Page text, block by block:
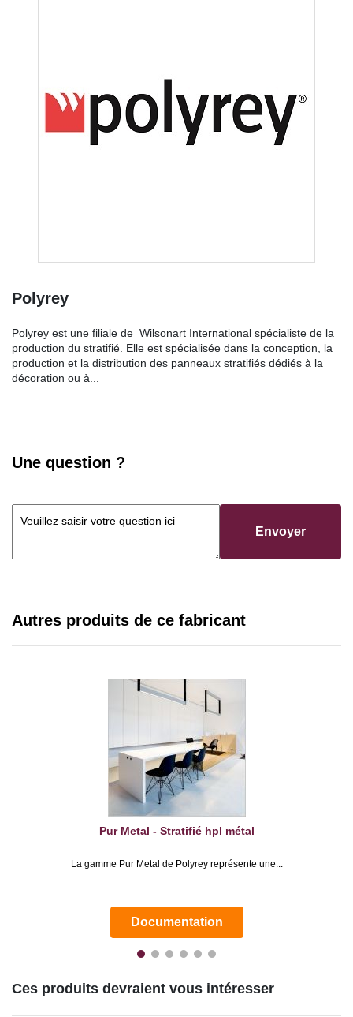
Polyrey
Polyrey est une filiale de Wilsonart International spécialiste de la
production du stratifié. Elle est spécialisée dans la conception, la
production et la distribution des panneaux stratifiés dédiés à la
décoration ou à...
Une question ?
Envoyer
Autres produits de ce fabricant
Pur Metal - Stratifié hpl métal
La gamme Pur Metal de Polyrey représente une...
Documentation
Ces produits devraient vous intéresser